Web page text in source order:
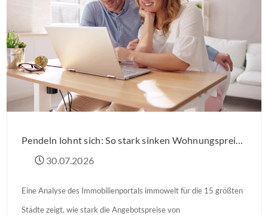
Pendeln lohnt sich: So stark sinken Wohnungspreise im Umland
30.07.2026
Eine Analyse des Immobilienportals immowelt für die 15 größten
Städte zeigt, wie stark die Angebotspreise von